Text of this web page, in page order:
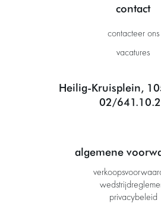
contact
contacteer ons
vacatures
Heilig-Kruisplein,
02/
algemene
privacybeleid